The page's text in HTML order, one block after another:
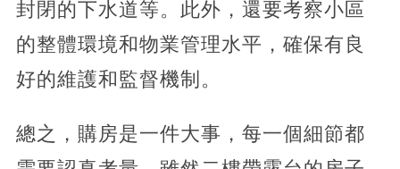
封閉的下水道等。此外，還要考察小區
的整體環境和物業管理水平，確保有良
好的維護和監督機制。
總之，購房是一件大事，每一個細節都